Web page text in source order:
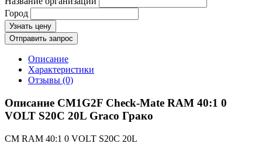
Город
Узнать цену
Отправить запрос
Описание
Характеристики
Отзывы (0)
Описание CM1G2F Check-Mate RAM 40:1 0
VOLT S20C 20L Graco Грако
CM RAM 40:1 0 VOLT S20C 20L